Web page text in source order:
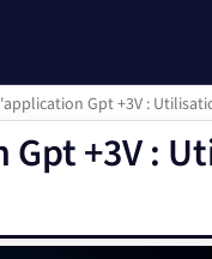
Gpt +3V :
+3V :